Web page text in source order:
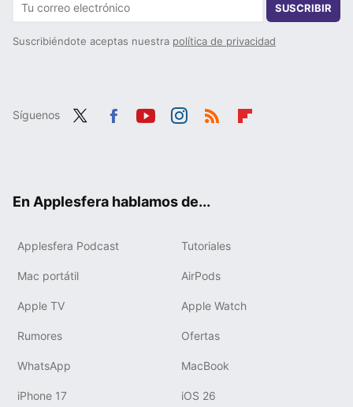
SUSCRIBIR
Suscribiéndote aceptas nuestra política de privacidad
Síguenos
En Applesfera hablamos de...
Applesfera Podcast Tutoriales
Mac portátil AirPods
Apple TV Apple Watch
Rumores Ofertas
WhatsApp MacBook
iPhone 17 iOS 26